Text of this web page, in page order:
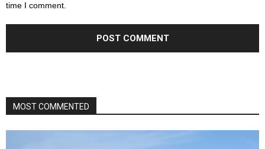
time I comment.
MOST COMMENTED